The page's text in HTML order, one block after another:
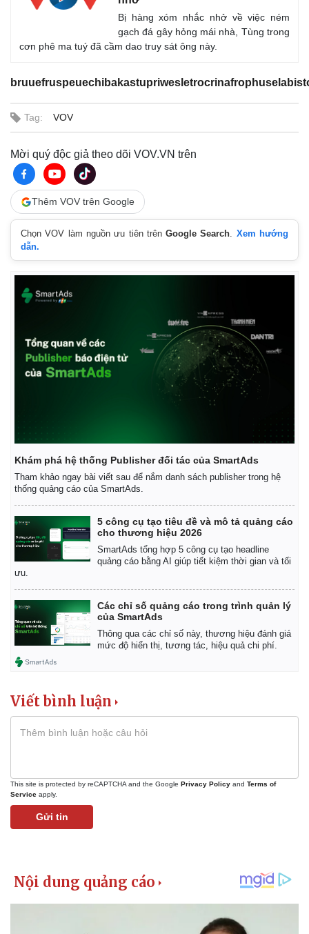
Khởi nghiệp
Thị
Giá
Pháp luật
Tư vấn luật
Phân
Bị hàng xóm nhắc nhở về việc ném
gạch đá gây hỏng mái nhà, Tùng trong
cơn phê ma tuý đã cầm dao truy sát ông này.
Tag: VOV
Mời quý độc giả theo dõi VOV.VN trên
Thêm VOV trên Google
Chọn VOV làm nguồn ưu tiên trênGoogle Search. Xem hướng
dẫn.
Khám phá hệ thống Publisher đối tác của SmartAds
Tham khảo ngay bài viết sau để nắm danh sách publisher trong hệ
thống quảng cáo của SmartAds.
5 công cụ tạo tiêu đề và mô tả quảng cáo
cho thương hiệu 2026
SmartAds tổng hợp 5 công cụ tạo headline
quảng cáo bằng AI giúp tiết kiệm thời gian và tối
ưu.
Các chỉ số quảng cáo trong trình quản lý
của SmartAds
Thông qua các chỉ số này, thương hiệu đánh giá
mức độ hiển thị, tương tác, hiệu quả chi phí.
Viết bình luận
This site is protected by reCAPTCHA and the Google Privacy Policy and Terms of
Service apply.
Gửi tin